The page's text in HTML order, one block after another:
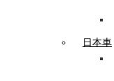
日本車